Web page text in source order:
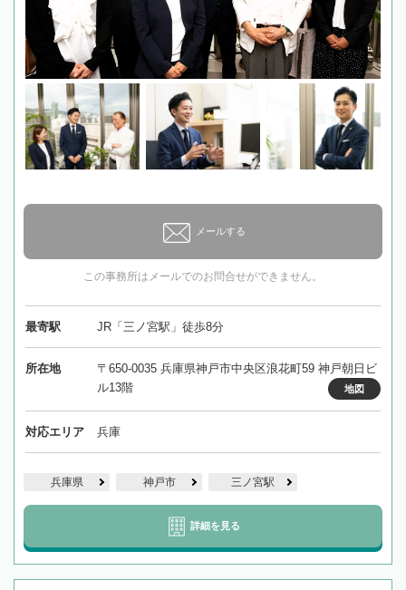
メールする
この事務所はメールでのお問合せができません。
最寄駅 JR「三ノ宮駅」徒歩8分
所在地
〒650-0035 兵庫県神戸市中央区浪花町59 神戸朝日ビ
ル13階
地図
対応エリア 兵庫
兵庫県 神戸市 三ノ宮駅
詳細を見る